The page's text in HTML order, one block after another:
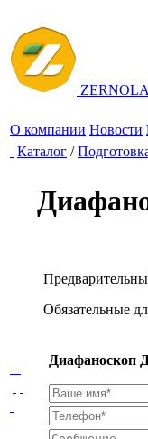
ZERNO
О компании Новости
Каталог /
Обязательные
Диафаноскоп